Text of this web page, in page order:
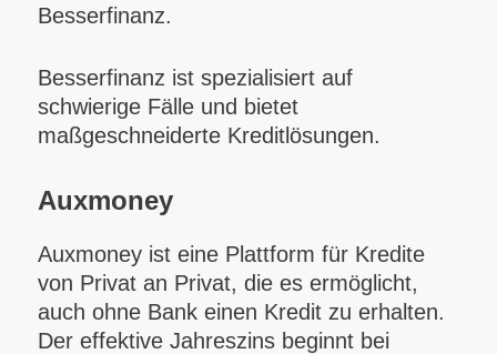
Besserfinanz.
Besserfinanz ist spezialisiert auf
schwierige Fälle und bietet
maßgeschneiderte Kreditlösungen.
Auxmoney
Auxmoney ist eine Plattform für Kredite
von Privat an Privat, die es ermöglicht,
auch ohne Bank einen Kredit zu erhalten.
Der effektive Jahreszins beginnt bei